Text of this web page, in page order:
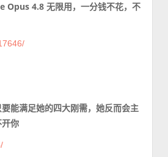
Opus 4.8 无限用，一分钱不花，不
能满足她的四大刚需，她反而会主
你